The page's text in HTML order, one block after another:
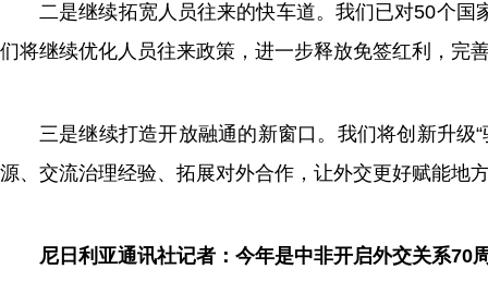
二是继续拓宽人员往来的快车道。我们已对50个
们将继续优化人员往来政策，进一步释放免签红利，完
三是继续打造开放融通的新窗口。我们将创新升级
源、交流治理经验、拓展对外合作，让外交更好赋能地
尼日利亚通讯社记者：今年是中非开启外交关系70